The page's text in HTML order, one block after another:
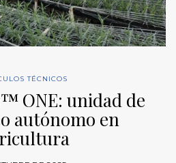
TÉCNICOS
ONE: unidad de
autónomo en